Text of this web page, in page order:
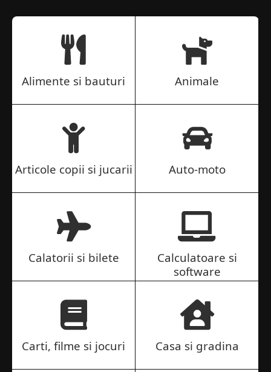
Alimente si bauturi Animale
Articole copii si jucarii Auto-moto
Calatorii si bilete
Calculatoare si
software
Carti, filme si jocuri Casa si gradina